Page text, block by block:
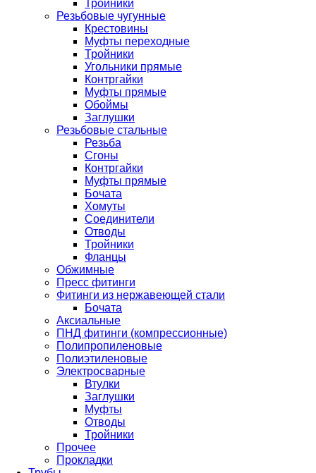
Тройники
Резьбовые чугунные
Крестовины
Муфты переходные
Тройники
Угольники прямые
Контргайки
Муфты прямые
Обоймы
Заглушки
Резьбовые стальные
Резьба
Сгоны
Контргайки
Муфты прямые
Бочата
Хомуты
Соединители
Отводы
Тройники
Фланцы
Обжимные
Пресс фитинги
Фитинги из нержавеющей стали
Бочата
Аксиальные
ПНД фитинги (компрессионные)
Полипропиленовые
Полиэтиленовые
Электросварные
Втулки
Заглушки
Муфты
Отводы
Тройники
Прочее
Прокладки